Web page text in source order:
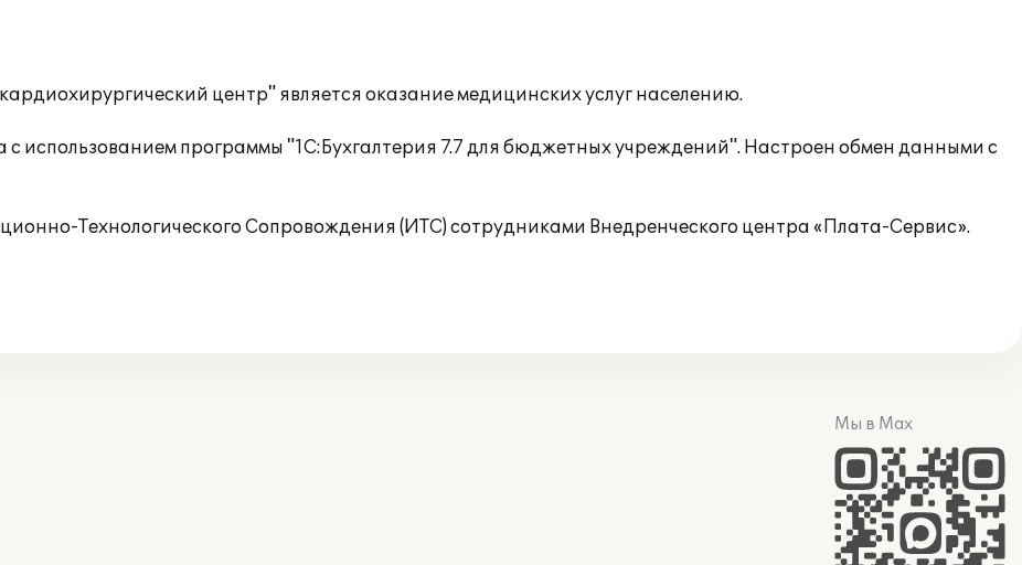
центр" является оказание медицинских услуг населению.
с использованием программы "1С:Бухгалтерия 7.7 для бюджетных учреждений". Настроен обмен данными с
Технологического Сопровождения (ИТС) сотрудниками Внедренческого центра «Плата-Сервис».
Мы в Max